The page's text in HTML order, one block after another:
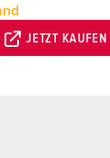
JETZT KAUFEN